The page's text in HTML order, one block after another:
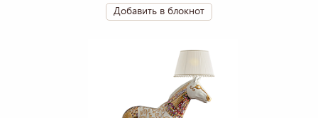
Добавить в блокнот